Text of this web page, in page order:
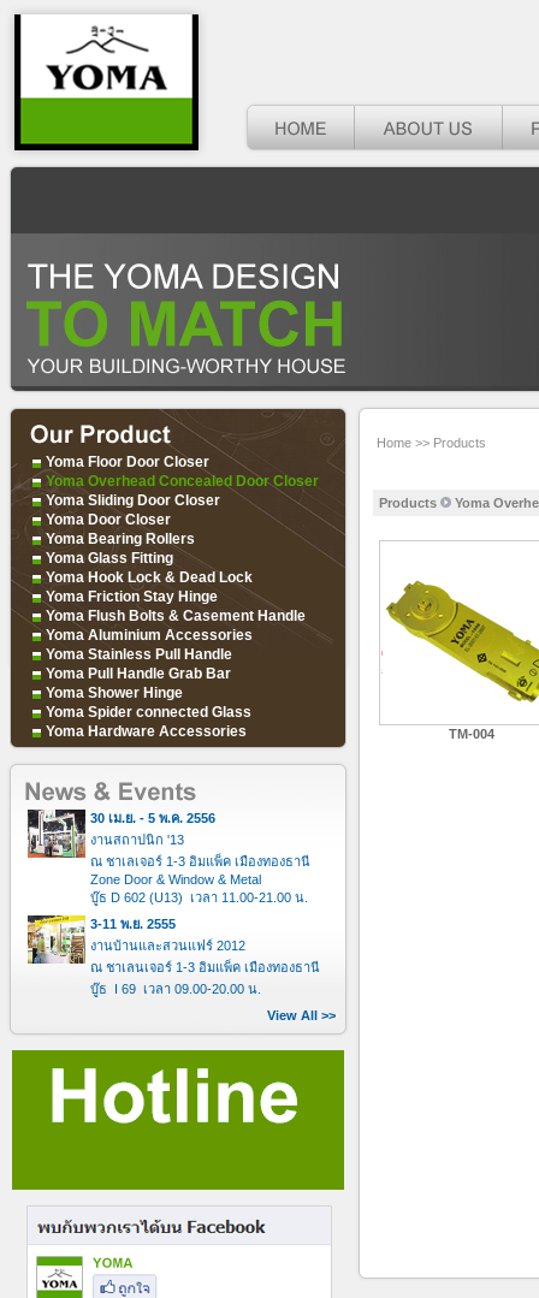
Yoma Floor Door Closer
Yoma Overhead Concealed Door Closer
Yoma Sliding Door Closer
Yoma Door Closer
Yoma Bearing Rollers
Yoma Glass Fitting
Yoma Hook Lock & Dead Lock
Yoma Friction Stay Hinge
Yoma Flush Bolts & Casement Handle
Yoma Aluminium Accessories
Yoma Stainless Pull Handle
Yoma Pull Handle Grab Bar
Yoma Shower Hinge
Yoma Spider connected Glass
Yoma Hardware Accessories
30 เม.ย. - 5 พ.ค. 2556
งานสถาปนิก '13
ณ ชาเลเจอร์ 1-3 อิมแพ็ค เมืองทองธานี
Zone Door & Window & Metal
บู๊ธ D 602 (U13) เวลา 11.00-21.00 น.
3-11 พ.ย. 2555
งานบ้านและสวนแฟร์ 2012
ณ ชาเลนเจอร์ 1-3 อิมแพ็ค เมืองทองธานี
บู๊ธ I 69 เวลา 09.00-20.00 น.
View All >>
Home >> Products
Products Yoma
TM-004